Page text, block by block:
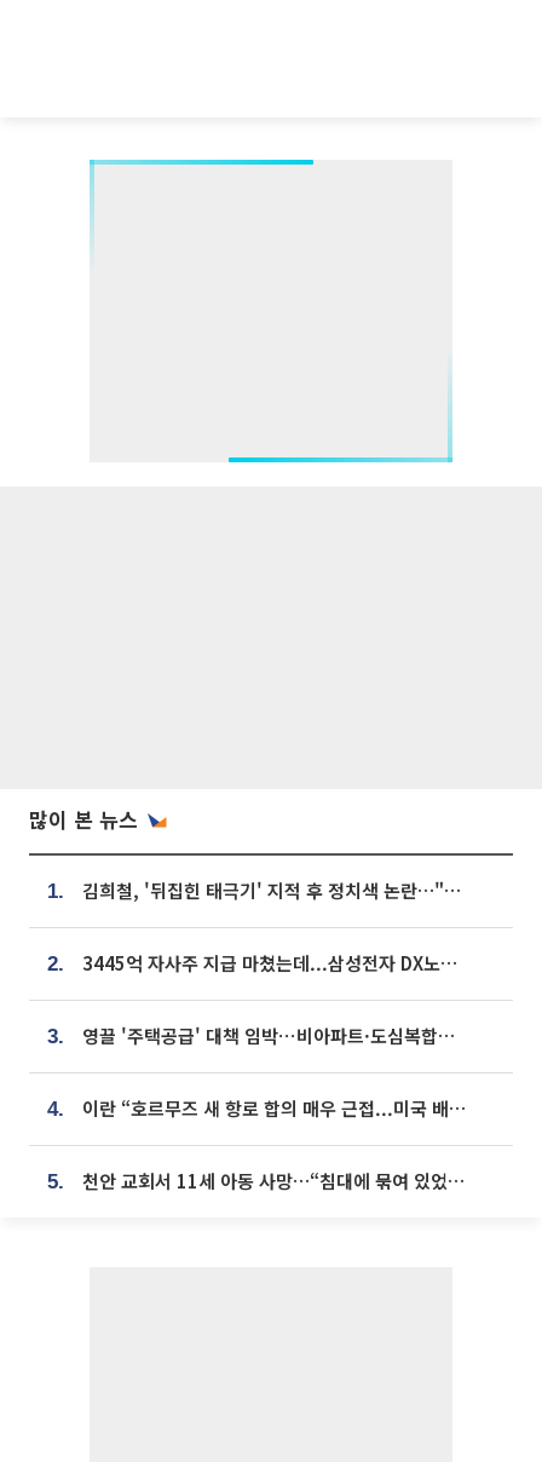
많이 본 뉴스
1. 김희철, '뒤집힌 태극기' 지적 후 정치색 논란…"좌우 떠나 우리나라 국기"
2. 3445억 자사주 지급 마쳤는데...삼성전자 DX노조, 뒤늦은 '떼쓰기 집회'
3. 영끌 '주택공급' 대책 임박⋯비아파트·도심복합까지 총동원
4. 이란 “호르무즈 새 항로 합의 매우 근접...미국 배상 먼저”
5. 천안 교회서 11세 아동 사망…“침대에 묶여 있었다” 진술 확보